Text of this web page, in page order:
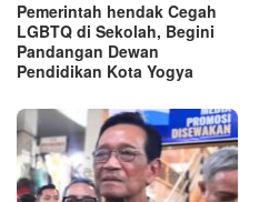
Pemerintah hendak Cegah
LGBTQ di Sekolah, Begini
Pandangan Dewan
Pendidikan Kota Yogya